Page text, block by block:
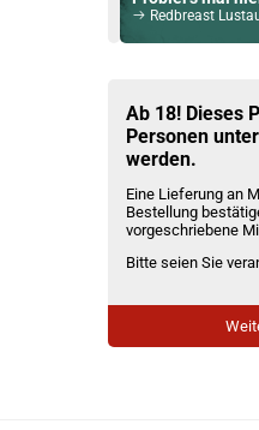
Redbreast Lustau Edition
HorizonTech
Ab 18! Dieses
Personen
werden.
Eine Lieferung an
Bestellung
vorgeschriebene
Bitte seien Sie